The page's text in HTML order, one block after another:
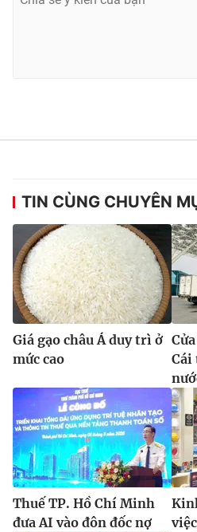
TIN CÙNG CHUYÊN
Giá gạo châu Á duy trì ở
mức cao
Cái
Thuế TP. Hồ Chí Minh
đưa AI vào đôn đốc nợ